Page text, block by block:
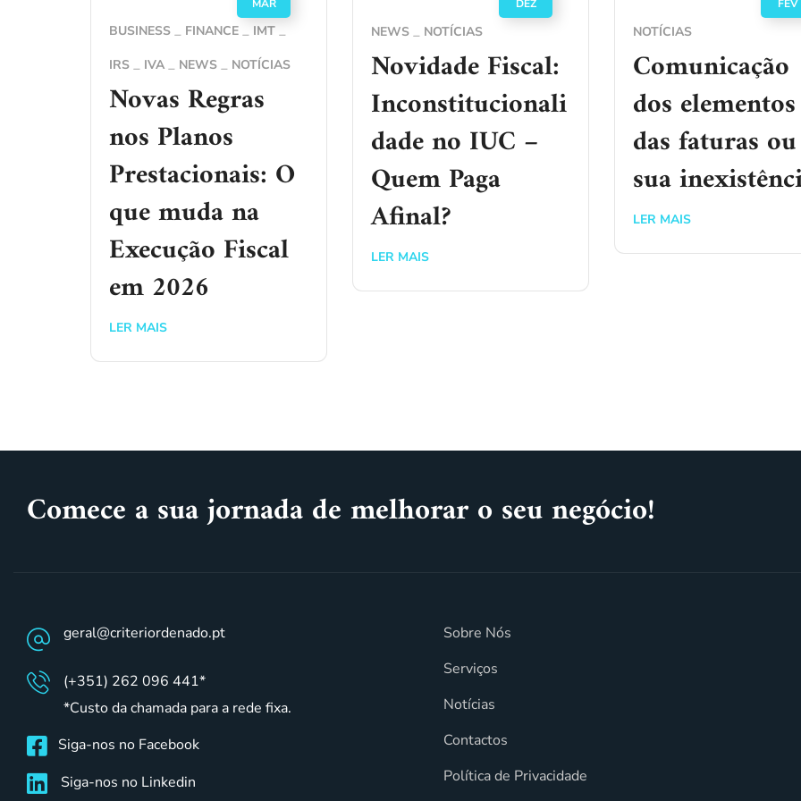
MAR
BUSINESS FINANCE
IMT
IRS
IVA NEWS NOTÍCIAS
Novas Regras
nos Planos
Prestacionais: O
que muda na
Execução Fiscal
em 2026
LER MAIS
DEZ
NEWS NOTÍCIAS
Novidade Fiscal:
Inconstitucionali
dade no IUC –
Quem Paga
Afinal?
LER MAIS
FEV
NOTÍCIAS
Comunicação
dos elementos
das faturas
sua
LER MAIS
Comece a sua jornada de melhorar o seu negócio!
geral@criteriordenado.pt
(+351) 262 096 441*
*Custo da chamada para a rede fixa.
Siga-nos no Facebook
Siga-nos no Linkedin
Sobre Nós
Serviços
Notícias
Contactos
Política de Privacidade